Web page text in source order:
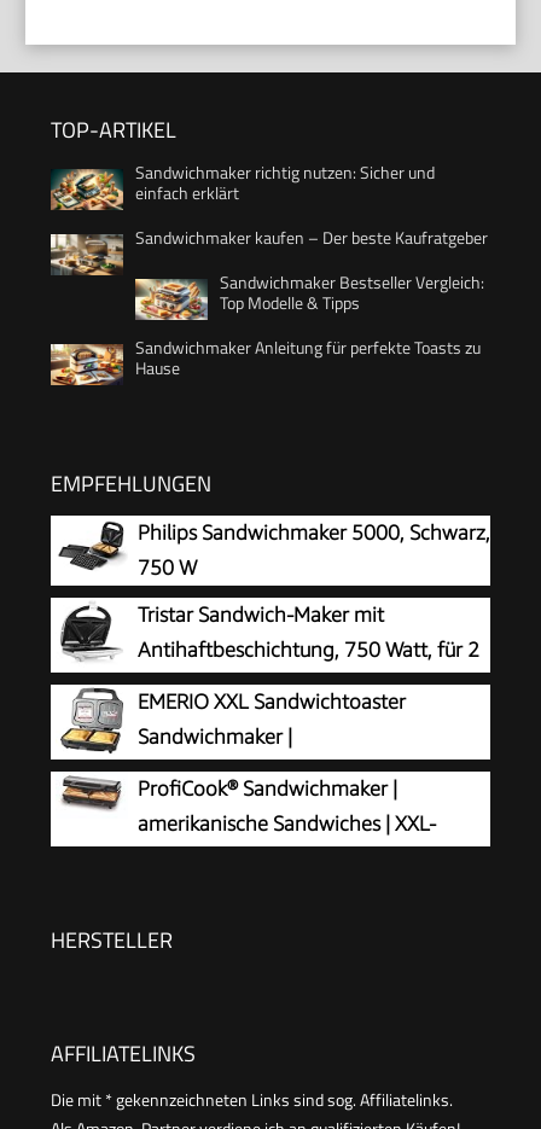
TOP-ARTIKEL
Sandwichmaker richtig nutzen: Sicher und
einfach erklärt
Sandwichmaker kaufen – Der beste Kaufratgeber
Sandwichmaker Bestseller Vergleich:
Top Modelle & Tipps
Sandwichmaker Anleitung für perfekte Toasts zu
Hause
EMPFEHLUNGEN
Philips Sandwichmaker 5000, Schwarz,
750 W
Tristar Sandwich-Maker mit
Antihaftbeschichtung, 750 Watt, für 2
Sandwichtoasts pro Vorgang, SA-
3052, weiß
EMERIO XXL Sandwichtoaster
Sandwichmaker |
PREIS-/LEISTUNGSSIEGER Haus &
Garten Test 03/2019 | große Muschelform |
leicht zu reinigen dank ILAG Beschichtung | Käse
ProfiCook® Sandwichmaker |
amerikanische Sandwiches | XXL-
(antihaftbeschichtet) | Sandwich-Maker mit
HERSTELLER
AFFILIATELINKS
Die mit * gekennzeichneten Links sind sog. Affiliatelinks.